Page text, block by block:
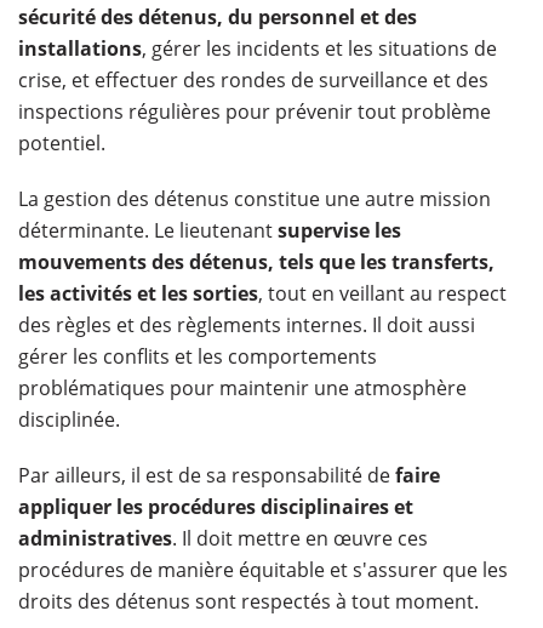
sécurité des détenus, du personnel et des
installations, gérer les incidents et les situations de
crise, et effectuer des rondes de surveillance et des
inspections régulières pour prévenir tout problème
potentiel.
La gestion des détenus constitue une autre mission
déterminante. Le lieutenantsupervise les
mouvements des détenus, tels que les transferts,
les activités et les sorties, tout en veillant au respect
des règles et des règlements internes. Il doit aussi
gérer les conflits et les comportements
problématiques pour maintenir une atmosphère
disciplinée.
Par ailleurs, il est de sa responsabilité defaire
appliquer les procédures disciplinaires et
administratives. Il doit mettre en œuvre ces
procédures de manière équitable et s'assurer que les
droits des détenus sont respectés à tout moment.